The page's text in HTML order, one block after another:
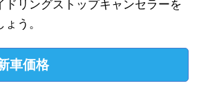
ドリングストップキャンセラーを
う。
車価格